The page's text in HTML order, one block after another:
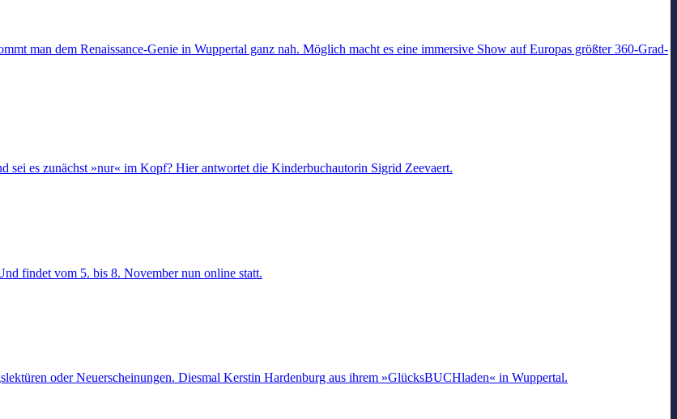
man dem Renaissance-Genie in Wuppertal ganz nah. Möglich macht es eine immersive Show auf Europas größter 360-Grad-
es zunächst »nur« im Kopf? Hier antwortet die Kinderbuchautorin Sigrid Zeevaert.
findet vom 5. bis 8. November nun online statt.
oder Neuerscheinungen. Diesmal Kerstin Hardenburg aus ihrem »GlücksBUCHladen« in Wuppertal.